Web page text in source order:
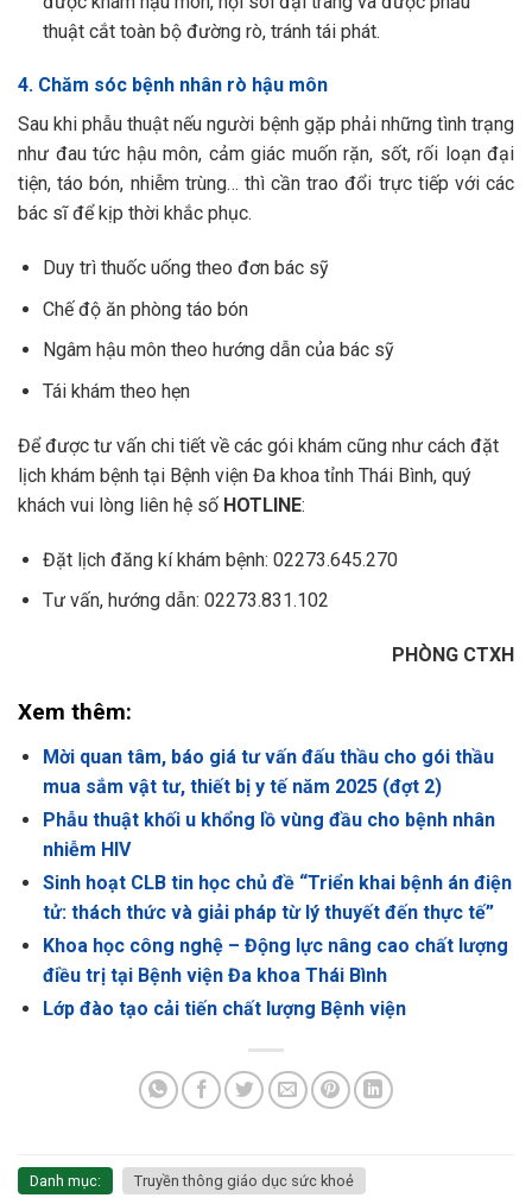
thuật cắt toàn bộ đường rò, tránh tái phát.
4. Chăm sóc bệnh nhân rò hậu môn
Sau khi phẫu thuật nếu người bệnh gặp phải những tình trạng
như đau tức hậu môn, cảm giác muốn rặn, sốt, rối loạn đại
tiện, táo bón, nhiễm trùng… thì cần trao đổi trực tiếp với các
bác sĩ để kịp thời khắc phục.
Duy trì thuốc uống theo đơn bác sỹ
Chế độ ăn phòng táo bón
Ngâm hậu môn theo hướng dẫn của bác sỹ
Tái khám theo hẹn
Để được tư vấn chi tiết về các gói khám cũng như cách đặt
lịch khám bệnh tại Bệnh viện Đa khoa tỉnh Thái Bình, quý
khách vui lòng liên hệ số HOTLINE:
Đặt lịch đăng kí khám bệnh: 02273.645.270
Tư vấn, hướng dẫn: 02273.831.102
PHÒNG CTXH
Xem thêm:
Mời quan tâm, báo giá tư vấn đấu thầu cho gói thầu
mua sắm vật tư, thiết bị y tế năm 2025 (đợt 2)
Phẫu thuật khối u khổng lồ vùng đầu cho bệnh nhân
nhiễm HIV
Sinh hoạt CLB tin học chủ đề “Triển khai bệnh án điện
tử: thách thức và giải pháp từ lý thuyết đến thực tế”
Khoa học công nghệ – Động lực nâng cao chất lượng
điều trị tại Bệnh viện Đa khoa Thái Bình
Lớp đào tạo cải tiến chất lượng Bệnh viện
Danh mục: Truyền thông giáo dục sức khoẻ